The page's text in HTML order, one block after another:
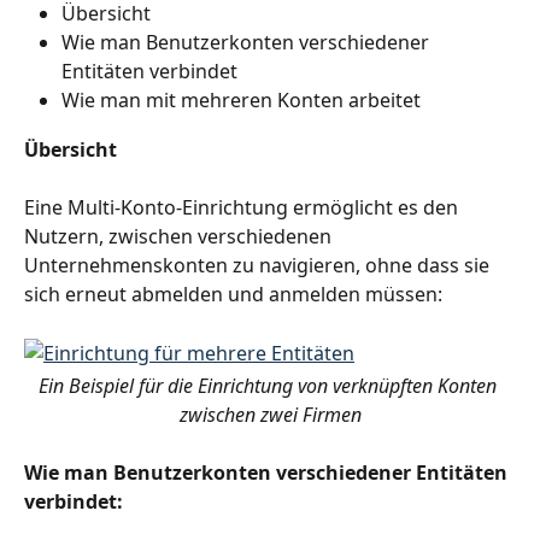
Übersicht
Wie man Benutzerkonten verschiedener
Entitäten verbindet
Wie man mit mehreren Konten arbeitet
Übersicht
Eine Multi-Konto-Einrichtung ermöglicht es den
Nutzern, zwischen verschiedenen
Unternehmenskonten zu navigieren, ohne dass sie
sich erneut abmelden und anmelden müssen:
Ein Beispiel für die Einrichtung von verknüpften Konten
zwischen zwei Firmen
Wie man Benutzerkonten verschiedener Entitäten
verbindet: